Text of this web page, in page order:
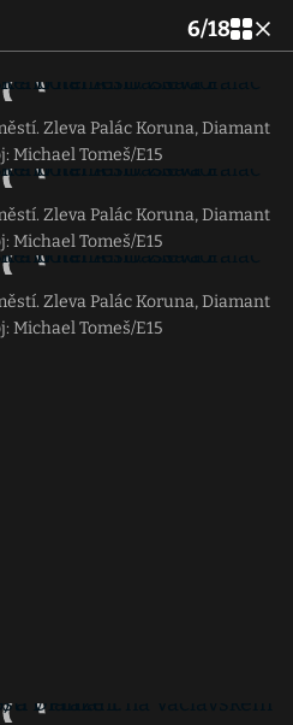
6/18
Zleva Palác Koruna, Diamant
Michael Tomeš/E15
Zleva Palác Koruna, Diamant
Michael Tomeš/E15
Zleva Palác Koruna, Diamant
Michael Tomeš/E15